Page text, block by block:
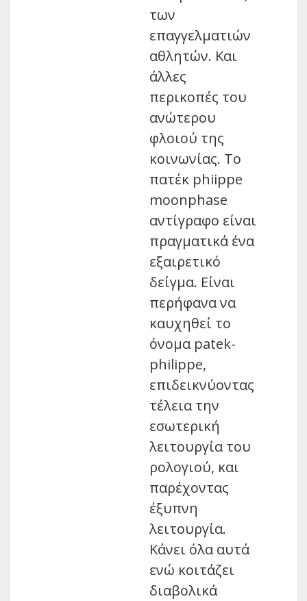
των
επαγγελματιών
αθλητών. Και
άλλες
περικοπές του
ανώτερου
φλοιού της
κοινωνίας. Το
πατέκ phiippe
moonphase
αντίγραφο είναι
πραγματικά ένα
εξαιρετικό
δείγμα. Είναι
περήφανα να
καυχηθεί το
όνομα patek-
philippe,
επιδεικνύοντας
τέλεια την
εσωτερική
λειτουργία του
ρολογιού, και
παρέχοντας
έξυπνη
λειτουργία.
Κάνει όλα αυτά
ενώ κοιτάζει
διαβολικά